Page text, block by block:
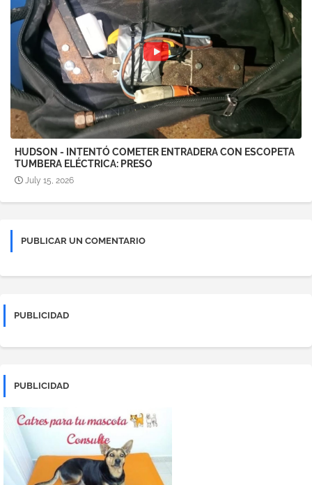
HUDSON - INTENTÓ COMETER ENTRADERA CON ESCOPETA
TUMBERA ELÉCTRICA: PRESO
July 15, 2026
PUBLICAR UN COMENTARIO
PUBLICIDAD
PUBLICIDAD